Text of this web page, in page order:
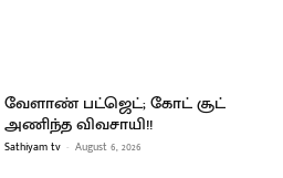
வேளாண் பட்ஜெட்; கோட் சூட்
அணிந்த விவசாயி!!
Sathiyam tv - August 6, 2026